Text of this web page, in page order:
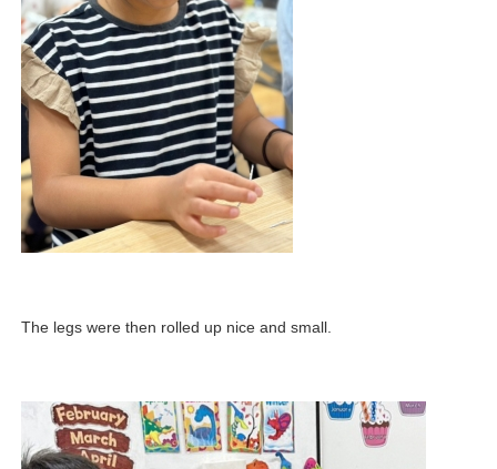
The legs were then rolled up nice and small.